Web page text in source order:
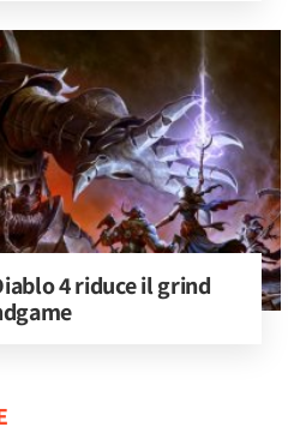
4 riduce il grind